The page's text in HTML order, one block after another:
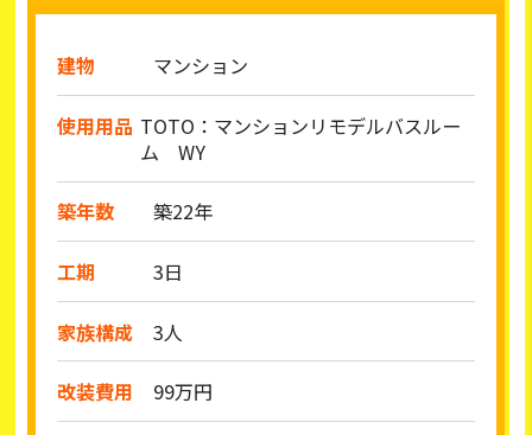
建物 マンション
使用用品 TOTO：マンションリモデルバスルー
ム WY
築年数 築22年
工期 3日
家族構成 3人
改装費用 99万円